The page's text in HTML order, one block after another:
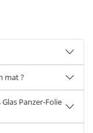
mat ?
Panzer-Folie